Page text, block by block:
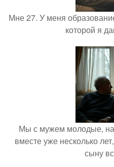
Мне 27. У меня
которой я
Мы с мужем молодые,
вместе уже несколько
сыну